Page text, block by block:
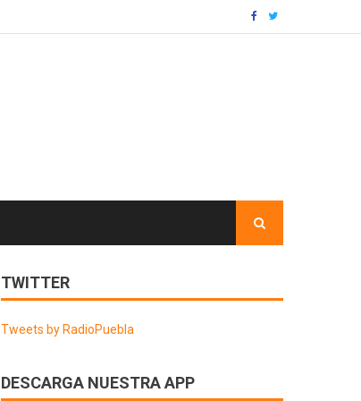
TWITTER
Tweets by RadioPuebla
DESCARGA NUESTRA APP